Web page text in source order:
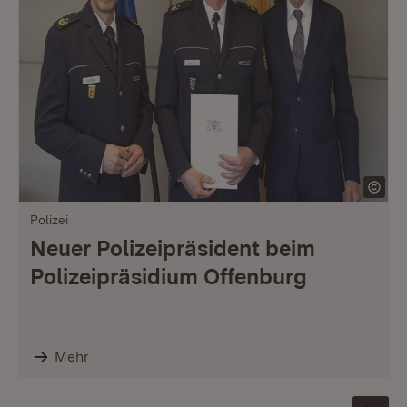
Polizei
Neuer Polizeipräsident beim
Polizeipräsidium Offenburg
Mehr